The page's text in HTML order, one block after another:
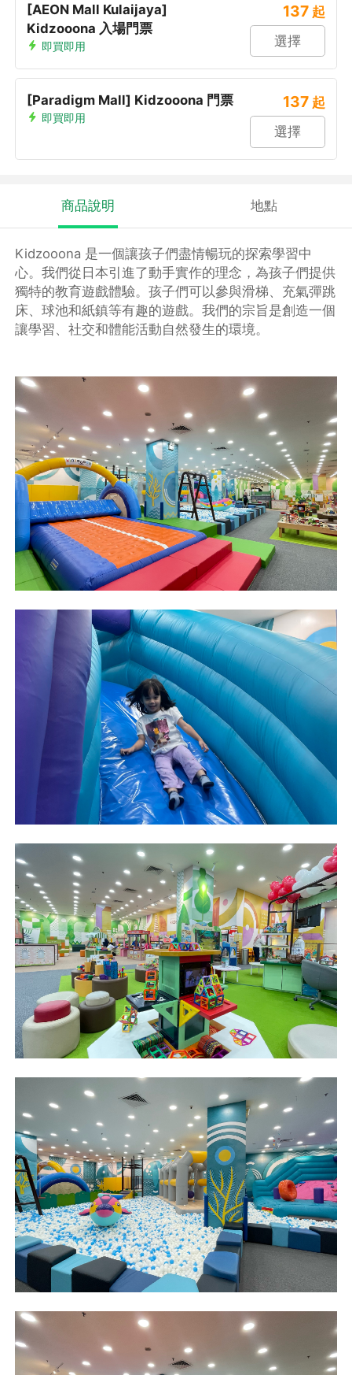
[AEON Mall Kulaijaya]
Kidzooona 入場門票
即買即用
137 起
選擇
[Paradigm Mall] Kidzooona 門票
即買即用
137 起
選擇
商品說明 地點
Kidzooona 是一個讓孩子們盡情暢玩的探索學習中
心。我們從日本引進了動手實作的理念，為孩子們提供
獨特的教育遊戲體驗。孩子們可以參與滑梯、充氣彈跳
床、球池和紙鎮等有趣的遊戲。我們的宗旨是創造一個
讓學習、社交和體能活動自然發生的環境。